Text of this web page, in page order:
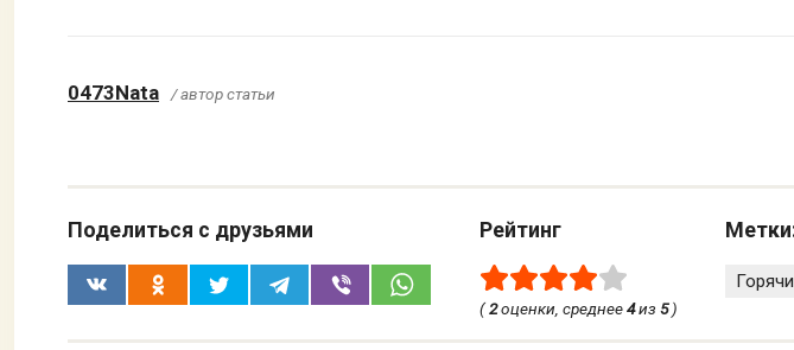
0473Nata / автор статьи
Поделиться с друзьями Рейтинг
(2оценки, среднее4из5)